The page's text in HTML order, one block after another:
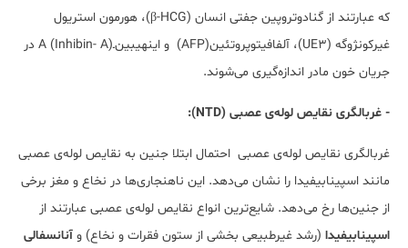
که عبارتند از گنادوتروپین جفتی انسان (β-HCG)، هورمون استریول
غیرکونژوگه (UE3)، آلفا‌فیتوپروتئین(AFP) و اینهیبین‌ـ‌A (Inhibin- A) در
جریان خون مادر اندازه‌گیری می‌شوند.
- غربالگری نقایص لوله‌ی عصبی (NTD):
غربالگری نقایص لوله‌ی عصبی احتمال ابتلا جنین به نقایص لوله‌ی عصبی
مانند اسپینابیفیدا را نشان می‌دهد. این ناهنجاری‌ها در نخاع و مغز برخی
از جنین‌ها رخ می‌دهد. شایع‌ترین انواع نقایص لوله‌ی عصبی عبارتند از
اسپینابیفیدا (رشد غیرطبیعی بخشی از ستون فقرات و نخاع) و آنانسفالی